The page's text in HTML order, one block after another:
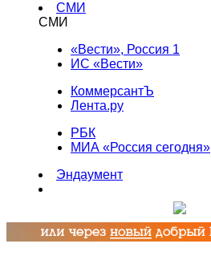
СМИ
СМИ
«Вести», Россия 1
ИС «Вести»
КоммерсантЪ
Лента.ру
РБК
МИА «Россия сегодня»
Эндаумент